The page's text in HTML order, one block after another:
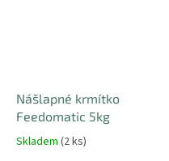
Nášlapné krmítko
Feedomatic 5kg
Skladem (2 ks)